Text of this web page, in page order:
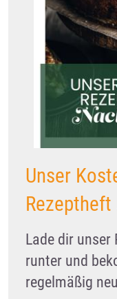
Unser
Lade dir unser
runter und
regelmäßig